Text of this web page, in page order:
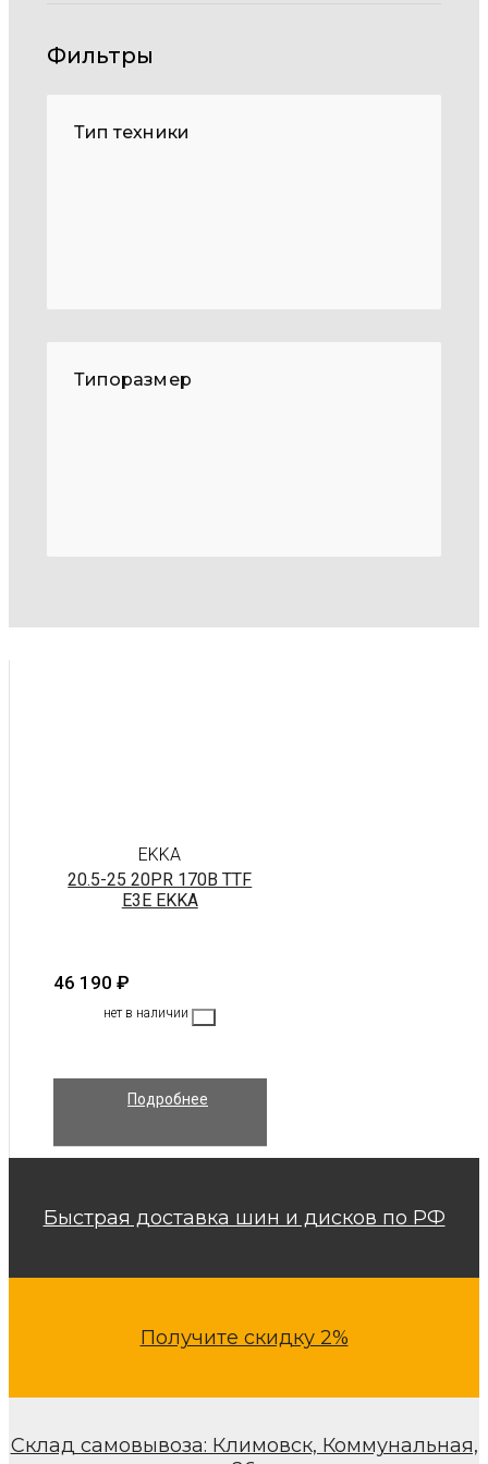
Фильтры
Тип техники
Типоразмер
EKKA
20.5-25 20PR 170B TTF
E3E EKKA
46 190 ₽
нет в наличии
Подробнее
Быстрая доставка шин и дисков по РФ
Получите скидку 2%
Склад самовывоза: Климовск, Коммунальная,